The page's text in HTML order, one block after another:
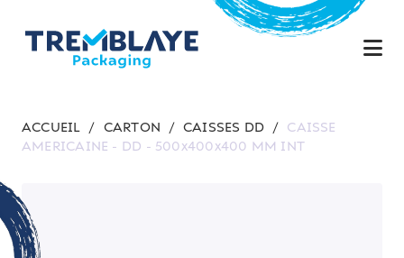
ACCUEIL / CARTON / CAISSES DD /
CAISSE
AMERICAINE - DD - 500x400x400 MM INT